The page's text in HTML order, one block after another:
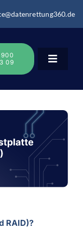
Toggle
09
RAID)?